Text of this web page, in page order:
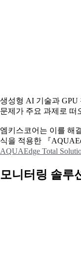
생성형 AI 기술과 GPU
문제가 주요 과제로 떠
엠키스코어는 이를 해
식을 적용한 『
AQUAEdge Total
모니터링 솔루